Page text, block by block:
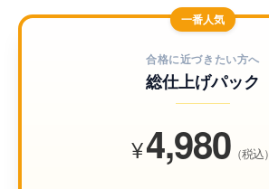
一番人気
合格に近づきたい方へ
総仕上げパック
¥4,980 （税込）